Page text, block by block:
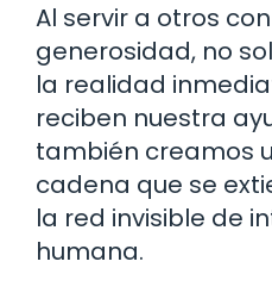
Al servir a otros
generosidad, no
la realidad
reciben nuestra
también creamos
cadena que se
la red invisible de
humana.